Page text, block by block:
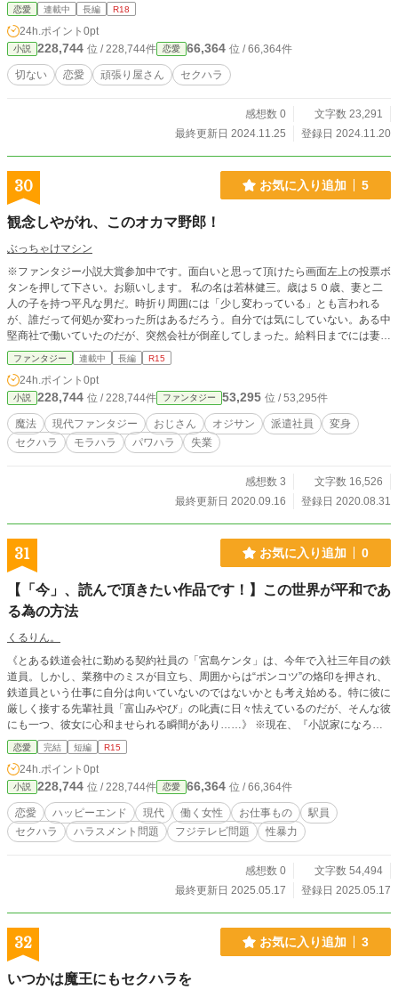
恋愛 連載中 長編 R18
24h.ポイント 0pt
小説 228,744 位 / 228,744件 恋愛 66,364 位 / 66,364件
切ない 恋愛 頑張り屋さん セクハラ
感想数 0
文字数 23,291
最終更新日 2024.11.25
登録日 2024.11.20
30 お気に入り追加 5
観念しやがれ、このオカマ野郎！
ぶっちゃけマシン
※ファンタジー小説大賞参加中です。面白いと思って頂けたら画面左上の投票ボ
タンを押して下さい。お願いします。 私の名は若林健三。歳は５０歳、妻と二
人の子を持つ平凡な男だ。時折り周囲には「少し変わっている」とも言われる
が、誰だって何処か変わった所はあるだろう。自分では気にしていない。ある中
堅商社で働いていたのだが、突然会社が倒産してしまった。給料日までには妻に
その事を告げなければならない。ハローワークと自宅の往復の日々、次の仕事は
中々決まらない。いつも昼食を摂る公園で途方に暮れていると占い師の老婆がチ
ンピラ共に絡まれている現場に遭遇した。ついつい老婆を助けてしまった私だっ
たが、その日以来、不思議な出来事を体験することになったのだ・・・。 ※こ
の作品は主人公の声を俳優の柳葉敏郎さんの声で読んで頂けると、一番楽しめる
ように心掛けて著作しております。是非、お試し下さい。 ※この作品では「オ
カマ野郎」と言う単語が頻出しますが、一部の同性愛者の方々を侮辱する意味で
「根性の腐った者」を表す言葉なので女性の登場人物に対しても発せられること
ファンタジー 連載中 長編 R15
24h.ポイント 0pt
小説 228,744 位 / 228,744件 ファンタジー 53,295 位 / 53,295件
魔法 現代ファンタジー おじさん オジサン 派遣社員
変身
セクハラ
モラハラ パワハラ 失業
感想数 3
文字数 16,526
最終更新日 2020.09.16
登録日 2020.08.31
31 お気に入り追加 0
【「今」、読んで頂きたい作品です！】この世界が平和であ
る為の方法
くるりん。
《とある鉄道会社に勤める契約社員の「宮島ケンタ」は、今年で入社三年目の鉄
道員。しかし、業務中のミスが目立ち、周囲からは“ポンコツ”の烙印を押され、
鉄道員という仕事に自分は向いていないのではないかとも考え始める。特に彼に
厳しく接する先輩社員「富山みやび」の叱責に日々怯えているのだが、そんな彼
にも一つ、彼女に心和ませられる瞬間があり……》 ※現在、『小説家になろ
う』『カクヨム』でも同作を掲載中。 舞台は「駅」です。フィクションです
が、ただ、今社会的な問題や話題となっている事柄を含んだ内容になっていま
す。 「今」、読んで頂きたい作品です。あなたがどう感じるのかを是非、心で
確かめて頂きたいです。どうかよろしくお願い致します。 ★今年10/7、11/5、1
2/5と三ヶ月連続で続いたスーパームーン（来年1/3もらしいのですがw）皆さん
は観れましたか？自分は23時半～24時の間くらいに三ヶ月連続で観れました。
ただ11月は曇りだった為、ほんの一瞬ですがw 特に先日12月のスーパームーン
手をかざしながら、「この作品が、一番届けたい人の元へちゃんと届けー！」っ
て願ってたんですw 直感ですけど自分は届いたような気がしてて。だから、一番
良いお年を。。。★
恋愛 完結 短編 R15
24h.ポイント 0pt
小説 228,744 位 / 228,744件 恋愛 66,364 位 / 66,364件
恋愛 ハッピーエンド 現代 働く女性 お仕事もの
駅員
セクハラ
ハラスメント問題 フジテレビ問題 性暴力
感想数 0
文字数 54,494
最終更新日 2025.05.17
登録日 2025.05.17
32 お気に入り追加 3
いつかは魔王にもセクハラを